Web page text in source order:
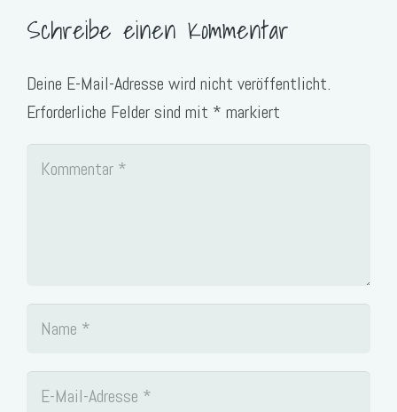
Schreibe einen Kommentar
Deine E-Mail-Adresse wird nicht veröffentlicht.
Erforderliche Felder sind mit * markiert